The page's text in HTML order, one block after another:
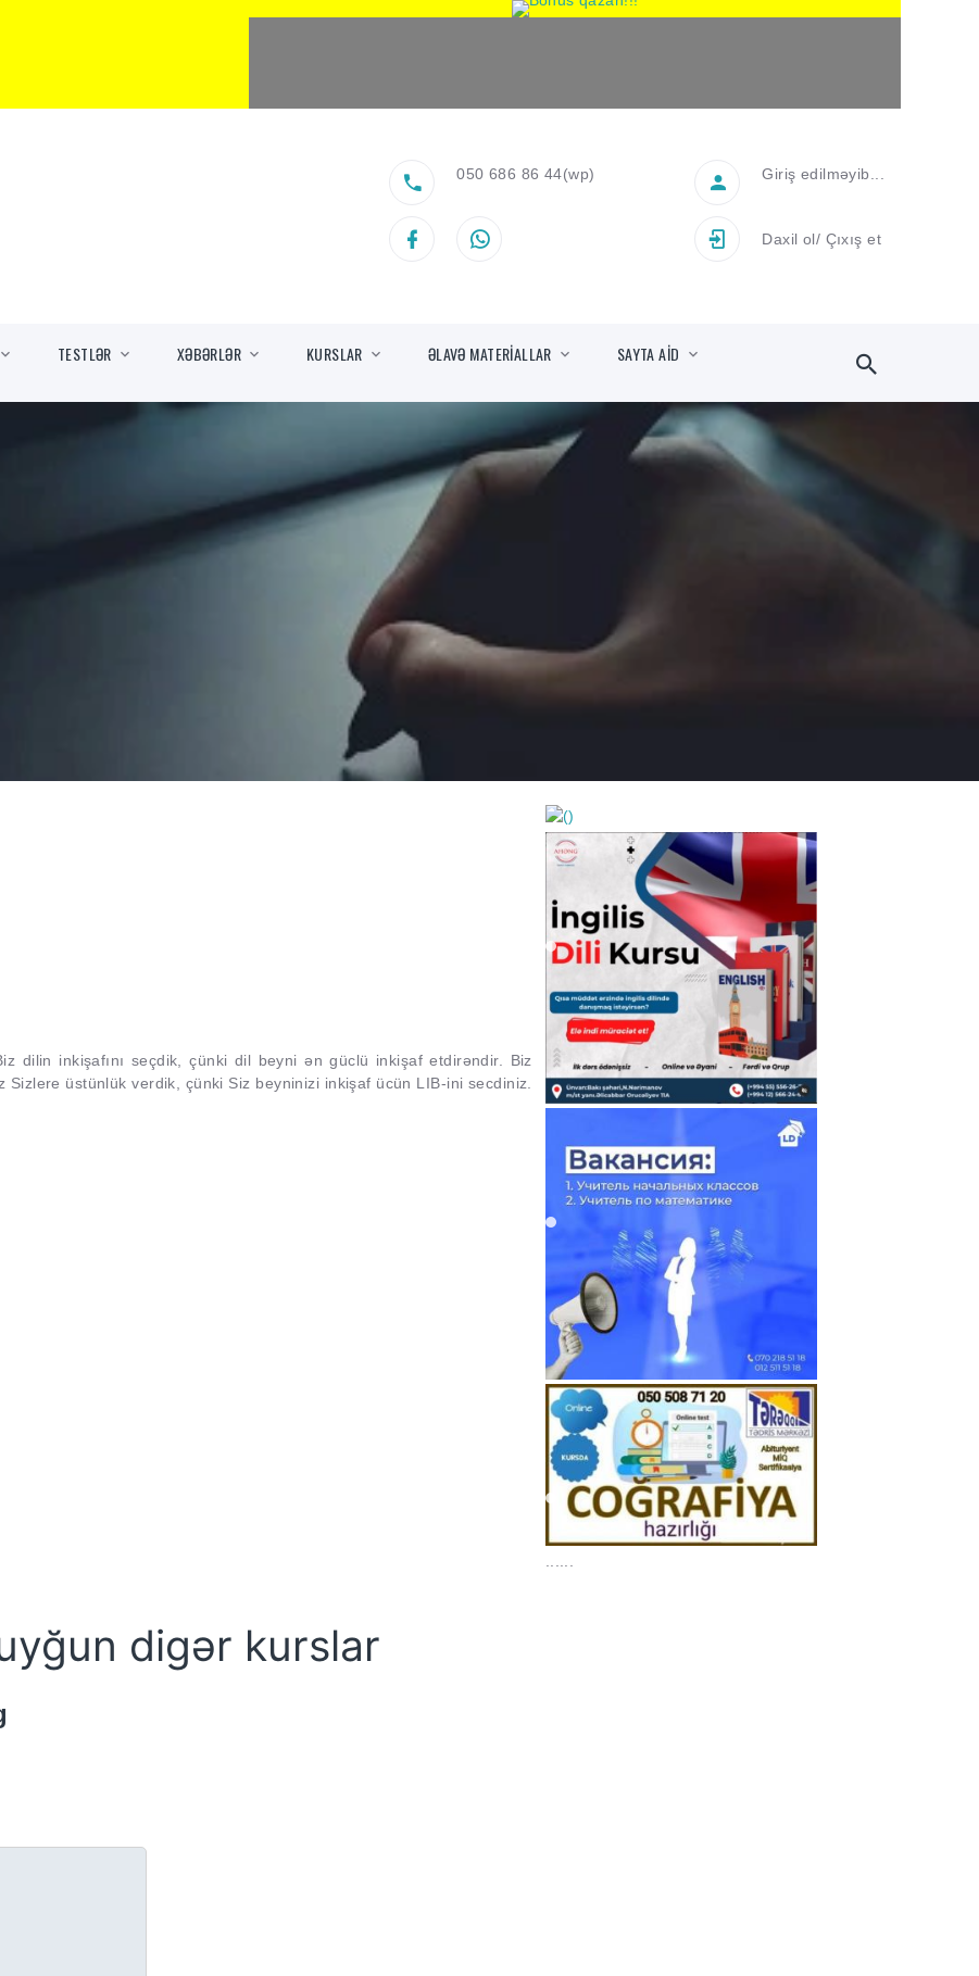
050 686 86 44(wp) Giriş edilməyib...
Daxil ol/ Çıxış et
TESTLƏR XƏBƏRLƏR KURSLAR ƏLAVƏ MATERİALLAR SAYTA AİD
dilin inkişafını seçdik, çünki dil beyni ən güclü inkişaf etdirəndir. Biz
üstünlük verdik, çünki Siz beyninizi inkişaf ücün LIB-ini secdiniz.
digər kurslar
https://wa.me/994552244433